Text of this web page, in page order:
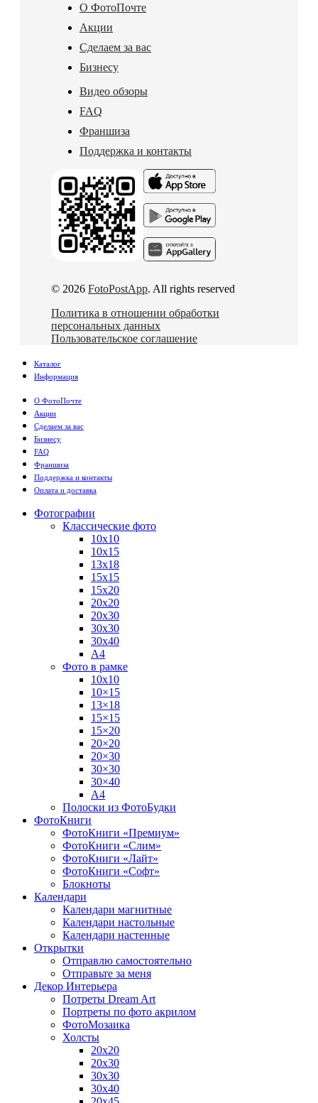
О ФотоПочте
Акции
Сделаем за вас
Бизнесу
Видео обзоры
FAQ
Франшиза
Поддержка и контакты
© 2026 FotoPostApp. All rights reserved
Политика в отношении обработки
персональных данных
Пользовательское соглашение
Каталог
Информация
О ФотоПочте
Акции
Сделаем за вас
Бизнесу
FAQ
Франшиза
Поддержка и контакты
Оплата и доставка
Фотографии
Классические фото
10х10
10х15
13х18
15х15
15х20
20х20
20х30
30х30
30х40
А4
Фото в рамке
10х10
10×15
13×18
15×15
15×20
20×20
20×30
30×30
30×40
A4
Полоски из ФотоБудки
ФотоКниги
ФотоКниги «Премиум»
ФотоКниги «Слим»
ФотоКниги «Лайт»
ФотоКниги «Софт»
Блокноты
Календари
Календари магнитные
Календари настольные
Календари настенные
Открытки
Отправлю самостоятельно
Отправьте за меня
Декор Интерьера
Потреты Dream Art
Портреты по фото акрилом
ФотоМозаика
Холсты
20х20
20х30
30х30
30х40